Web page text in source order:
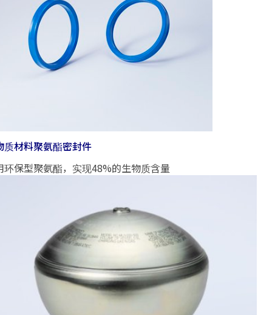
质材料聚氨酯密封件
环保型聚氨酯，实现48%的生物质含量